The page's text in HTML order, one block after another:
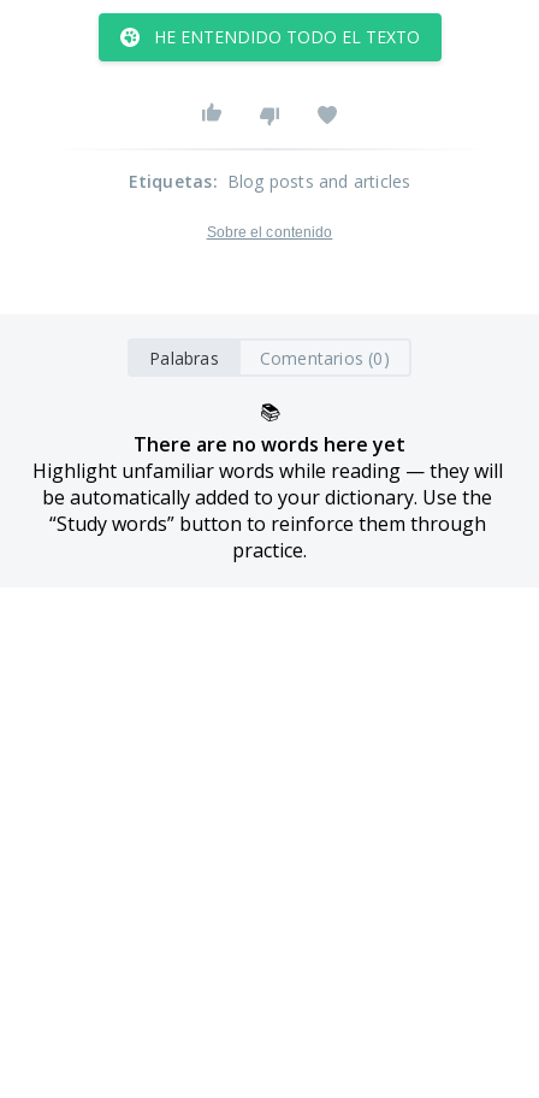
HE ENTENDIDO TODO EL TEXTO
Etiquetas: Blog posts and articles
Sobre el contenido
Palabras Comentarios (0)
📚
There are no words here yet
Highlight unfamiliar words while reading — they will
be automatically added to your dictionary. Use the
“Study words” button to reinforce them through
practice.